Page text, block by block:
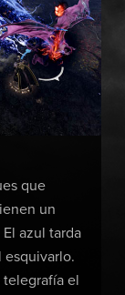
que
un
azul tarda
esquivarlo.
el